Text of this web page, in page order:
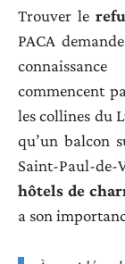
Trouver le
PACA
commencent
les collines du
qu’un balcon
Saint-Paul-de-
hôtels de
a son